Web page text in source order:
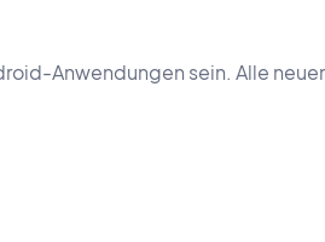
Anwendungen sein. Alle